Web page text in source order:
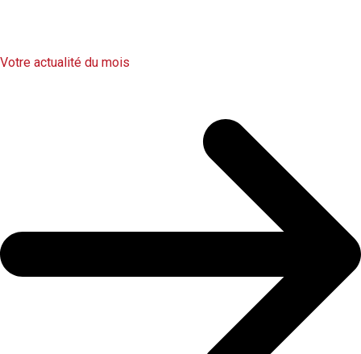
Votre actualité du mois